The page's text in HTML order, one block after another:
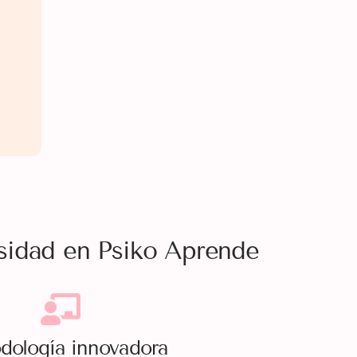
en Psiko Aprende
innovadora